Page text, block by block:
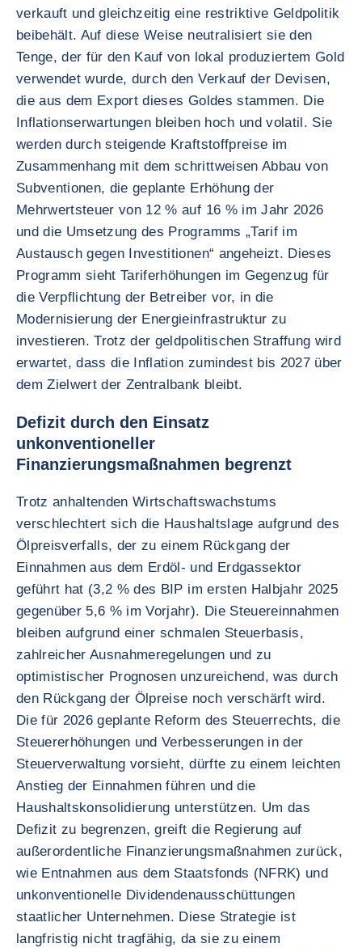
verkauft und gleichzeitig eine restriktive Geldpolitik
beibehält. Auf diese Weise neutralisiert sie den
Tenge, der für den Kauf von lokal produziertem Gold
verwendet wurde, durch den Verkauf der Devisen,
die aus dem Export dieses Goldes stammen. Die
Inflationserwartungen bleiben hoch und volatil. Sie
werden durch steigende Kraftstoffpreise im
Zusammenhang mit dem schrittweisen Abbau von
Subventionen, die geplante Erhöhung der
Mehrwertsteuer von 12 % auf 16 % im Jahr 2026
und die Umsetzung des Programms „Tarif im
Austausch gegen Investitionen“ angeheizt. Dieses
Programm sieht Tariferhöhungen im Gegenzug für
die Verpflichtung der Betreiber vor, in die
Modernisierung der Energieinfrastruktur zu
investieren. Trotz der geldpolitischen Straffung wird
erwartet, dass die Inflation zumindest bis 2027 über
dem Zielwert der Zentralbank bleibt.
Defizit durch den Einsatz
unkonventioneller
Finanzierungsmaßnahmen begrenzt
Trotz anhaltenden Wirtschaftswachstums
verschlechtert sich die Haushaltslage aufgrund des
Ölpreisverfalls, der zu einem Rückgang der
Einnahmen aus dem Erdöl- und Erdgassektor
geführt hat (3,2 % des BIP im ersten Halbjahr 2025
gegenüber 5,6 % im Vorjahr). Die Steuereinnahmen
bleiben aufgrund einer schmalen Steuerbasis,
zahlreicher Ausnahmeregelungen und zu
optimistischer Prognosen unzureichend, was durch
den Rückgang der Ölpreise noch verschärft wird.
Die für 2026 geplante Reform des Steuerrechts, die
Steuererhöhungen und Verbesserungen in der
Steuerverwaltung vorsieht, dürfte zu einem leichten
Anstieg der Einnahmen führen und die
Haushaltskonsolidierung unterstützen. Um das
Defizit zu begrenzen, greift die Regierung auf
außerordentliche Finanzierungsmaßnahmen zurück,
wie Entnahmen aus dem Staatsfonds (NFRK) und
unkonventionelle Dividendenausschüttungen
staatlicher Unternehmen. Diese Strategie ist
langfristig nicht tragfähig, da sie zu einem